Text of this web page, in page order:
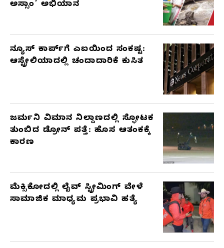
ಅಸ್ಸಾಂ’ ಅಭಿಯಾನ
ನ್ಯೂಸ್ ಕಾರ್ಪ್‌ಗೆ ಎಐಯಿಂದ ಸಂಕಷ್ಟ:
ಆಸ್ಟ್ರೇಲಿಯಾದಲ್ಲಿ ಚಂದಾದಾರಿಕೆ ಕುಸಿತ
ಜರ್ಮನಿ ವಿಮಾನ ನಿಲ್ದಾಣದಲ್ಲಿ ಸ್ಫೋಟಕ
ತುಂಬಿದ ಡ್ರೋನ್ ಪತ್ತೆ: ಹೊಸ ಆತಂಕಕ್ಕೆ
ಕಾರಣ
ಮೆಕ್ಸಿಕೋದಲ್ಲಿ ಲೈವ್ ಸ್ಟ್ರೀಮಿಂಗ್ ವೇಳೆ
ಸಾಮಾಜಿಕ ಮಾಧ್ಯಮ ಪ್ರಭಾವಿ ಹತ್ಯೆ